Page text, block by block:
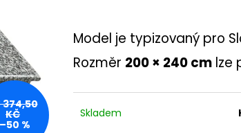
Model je typizovaný pro
Rozměr 200 × 240 cm lze
Skladem
374,50
KČ
–50 %